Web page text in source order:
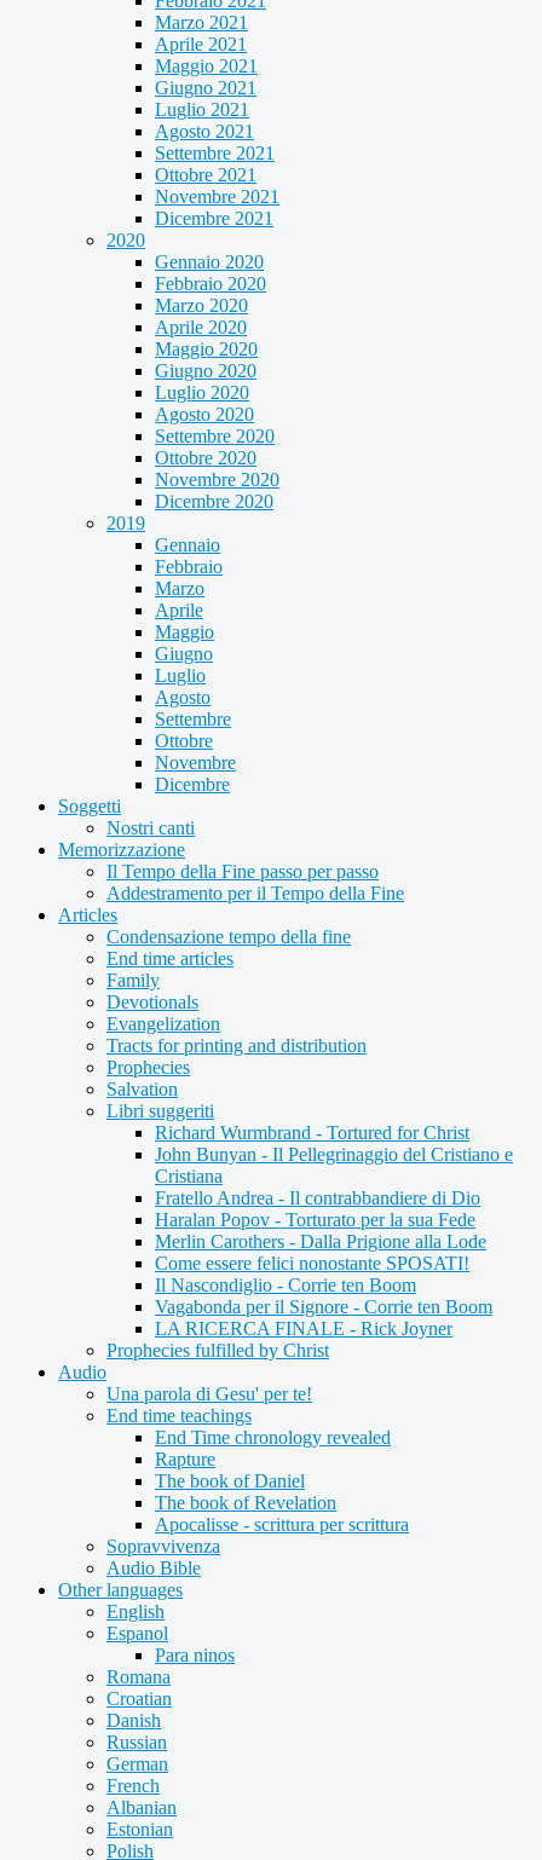
Marzo 2021
Aprile 2021
Maggio 2021
Giugno 2021
Luglio 2021
Agosto 2021
Settembre 2021
Ottobre 2021
Novembre 2021
Dicembre 2021
2020
Gennaio 2020
Febbraio 2020
Marzo 2020
Aprile 2020
Maggio 2020
Giugno 2020
Luglio 2020
Agosto 2020
Settembre 2020
Ottobre 2020
Novembre 2020
Dicembre 2020
2019
Gennaio
Febbraio
Marzo
Aprile
Maggio
Giugno
Luglio
Agosto
Settembre
Ottobre
Novembre
Dicembre
Soggetti
Nostri canti
Memorizzazione
Il Tempo della Fine passo per passo
Addestramento per il Tempo della Fine
Articles
Condensazione tempo della fine
End time articles
Family
Devotionals
Evangelization
Tracts for printing and distribution
Prophecies
Salvation
Libri suggeriti
Richard Wurmbrand - Tortured for Christ
John Bunyan - Il Pellegrinaggio del Cristiano e
Cristiana
Fratello Andrea - Il contrabbandiere di Dio
Haralan Popov - Torturato per la sua Fede
Merlin Carothers - Dalla Prigione alla Lode
Come essere felici nonostante SPOSATI!
Il Nascondiglio - Corrie ten Boom
Vagabonda per il Signore - Corrie ten Boom
LA RICERCA FINALE - Rick Joyner
Prophecies fulfilled by Christ
Audio
Una parola di Gesu' per te!
End time teachings
End Time chronology revealed
Rapture
The book of Daniel
The book of Revelation
Apocalisse - scrittura per scrittura
Sopravvivenza
Audio Bible
Other languages
English
Espanol
Para ninos
Romana
Croatian
Danish
Russian
German
French
Albanian
Estonian
Polish